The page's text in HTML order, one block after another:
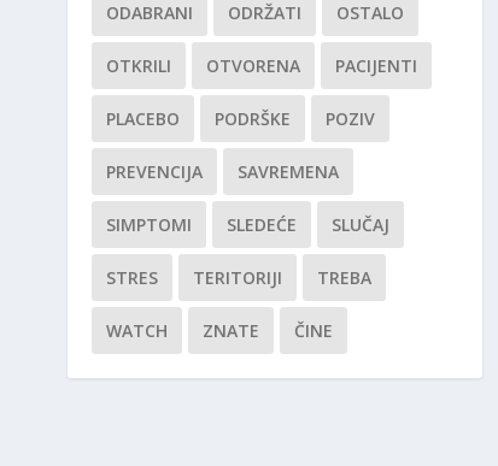
ODABRANI ODRŽATI OSTALO
OTKRILI OTVORENA PACIJENTI
PLACEBO PODRŠKE POZIV
PREVENCIJA SAVREMENA
SIMPTOMI SLEDEĆE SLUČAJ
STRES TERITORIJI TREBA
WATCH ZNATE ČINE